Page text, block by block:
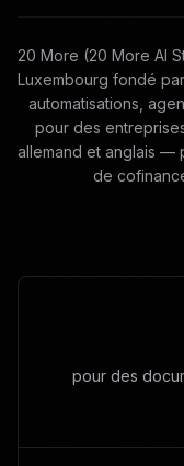
20 More (20 More AI
Luxembourg fondé
automatisations,
pour des
allemand et anglais —
de
pour des